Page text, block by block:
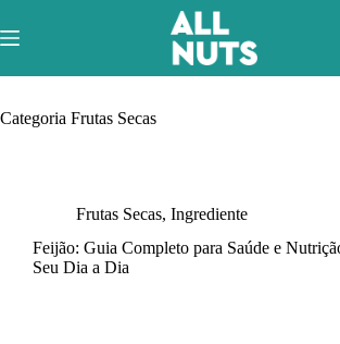
para
o
Categoria Frutas Secas
Frutas Secas, Ingrediente
Feijão: Guia Completo para Saúde e
Seu Dia a Dia